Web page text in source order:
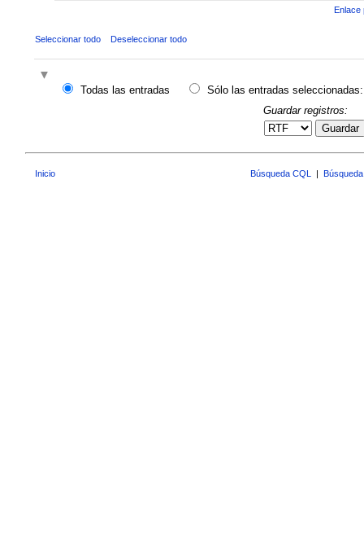
Enlace
Seleccionar todo Deseleccionar todo
Todas las entradas
Sólo las entradas seleccionadas:
Guardar registros:
Guardar
Inicio Búsqueda CQL